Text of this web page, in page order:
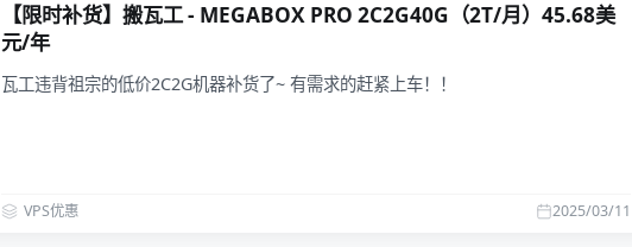
【限时补货】搬瓦工 - MEGABOX PRO 2C2G40G（2T/月）45.68美
元/年
瓦工违背祖宗的低价2C2G机器补货了~ 有需求的赶紧上车！！
2025/03/11
VPS优惠